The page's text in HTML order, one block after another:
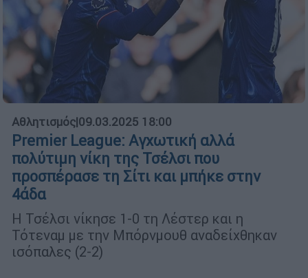
Αθλητισμός|09.03.2025 18:00
Premier League: Αγχωτική αλλά
πολύτιμη νίκη της Τσέλσι που
προσπέρασε τη Σίτι και μπήκε στην
4άδα
Η Τσέλσι νίκησε 1-0 τη Λέστερ και η
Τότεναμ με την Μπόρνμουθ αναδείχθηκαν
ισόπαλες (2-2)